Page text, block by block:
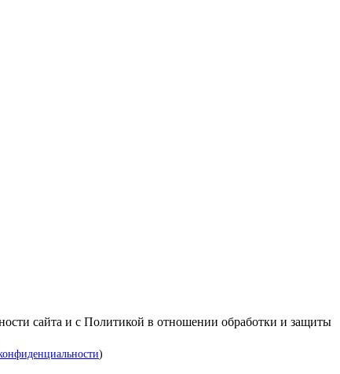
сайта и с Политикой в отношении обработки и защиты
)